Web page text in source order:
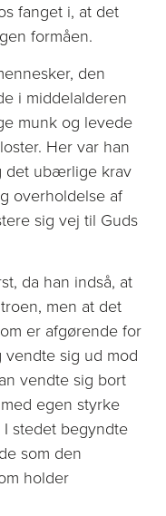
fanget i, at det
formåen.
den
i middelalderen
munk og levede
Her var han
det ubærlige krav
overholdelse af
sig vej til Guds
da han indså, at
men at det
er afgørende for
sig ud mod
vendte sig bort
egen styrke
stedet begyndte
som den
holder